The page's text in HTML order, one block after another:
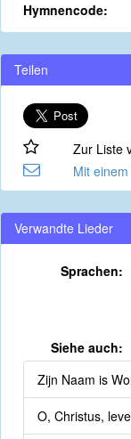
Hymnencode:
Teilen
Zur Liste
Mit
Verwandte Lieder
Sprachen:
Siehe auch:
Zijn Naam is
O, Christus,